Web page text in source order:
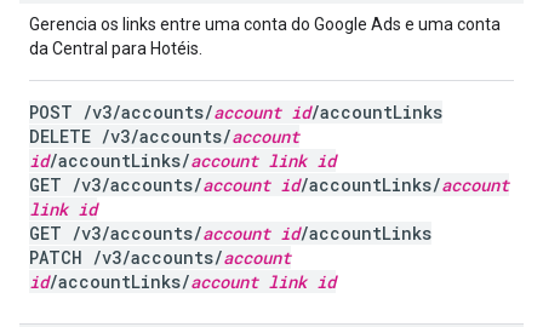
Gerencia os links entre uma conta do Google Ads e uma conta
da Central para Hotéis.
POST /v3/accounts/account id/accountLinks
DELETE /v3/accounts/account
id/accountLinks/account link id
GET /v3/accounts/account id/accountLinks/account
link id
GET /v3/accounts/account id/accountLinks
PATCH /v3/accounts/account
id/accountLinks/account link id